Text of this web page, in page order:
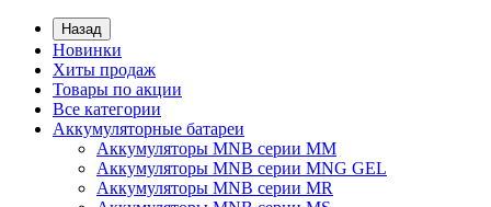
Назад
Новинки
Хиты продаж
Товары по акции
Все категории
Аккумуляторные батареи
Аккумуляторы MNB серии MM
Аккумуляторы MNB серии MNG GEL
Аккумуляторы MNB серии MR